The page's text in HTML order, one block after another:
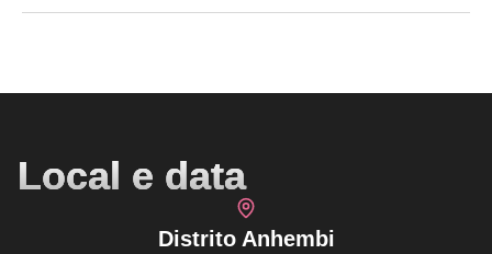
Local e data
Distrito Anhembi